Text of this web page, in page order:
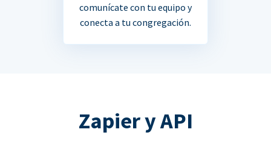
comunícate con tu equipo y
conecta a tu congregación.
Zapier y API